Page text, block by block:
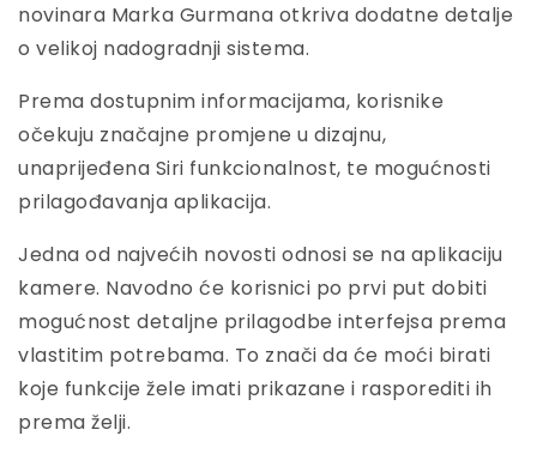
novinara Marka Gurmana otkriva dodatne detalje
o velikoj nadogradnji sistema.
Prema dostupnim informacijama, korisnike
očekuju značajne promjene u dizajnu,
unaprijeđena Siri funkcionalnost, te mogućnosti
prilagođavanja aplikacija.
Jedna od najvećih novosti odnosi se na aplikaciju
kamere. Navodno će korisnici po prvi put dobiti
mogućnost detaljne prilagodbe interfejsa prema
vlastitim potrebama. To znači da će moći birati
koje funkcije žele imati prikazane i rasporediti ih
prema želji.